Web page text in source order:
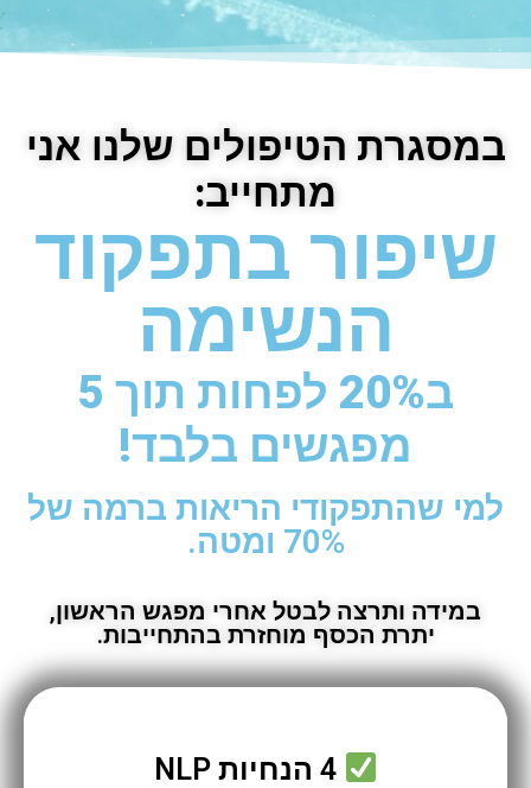
במסגרת הטיפולים שלנו אני
מתחייב:
שיפור בתפקוד
הנשימה
ב20% לפחות תוך 5
מפגשים בלבד!
למי שהתפקודי הריאות ברמה של
70% ומטה.
במידה ותרצה לבטל אחרי מפגש הראשון,
יתרת הכסף מוחזרת בהתחייבות.
4 הנחיות NLP